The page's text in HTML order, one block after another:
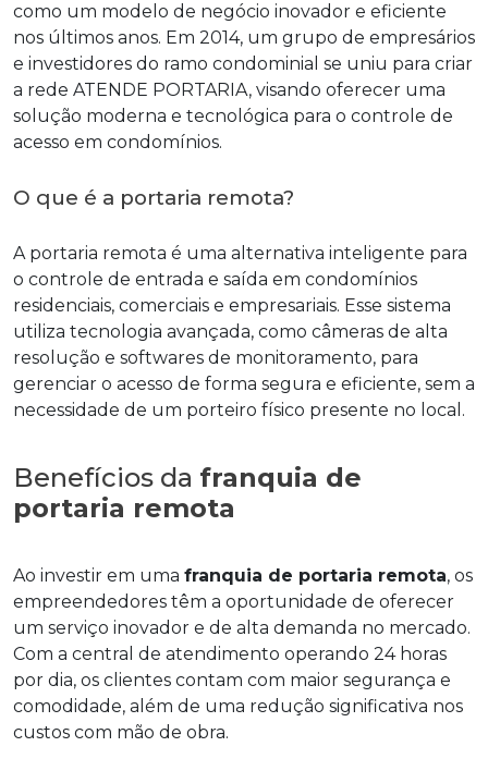
como um modelo de negócio inovador e eficiente
nos últimos anos. Em 2014, um grupo de empresários
e investidores do ramo condominial se uniu para criar
a rede ATENDE PORTARIA, visando oferecer uma
solução moderna e tecnológica para o controle de
acesso em condomínios.
O que é a portaria remota?
A portaria remota é uma alternativa inteligente para
o controle de entrada e saída em condomínios
residenciais, comerciais e empresariais. Esse sistema
utiliza tecnologia avançada, como câmeras de alta
resolução e softwares de monitoramento, para
gerenciar o acesso de forma segura e eficiente, sem a
necessidade de um porteiro físico presente no local.
Benefícios da franquia de
portaria remota
Ao investir em uma franquia de portaria remota, os
empreendedores têm a oportunidade de oferecer
um serviço inovador e de alta demanda no mercado.
Com a central de atendimento operando 24 horas
por dia, os clientes contam com maior segurança e
comodidade, além de uma redução significativa nos
custos com mão de obra.